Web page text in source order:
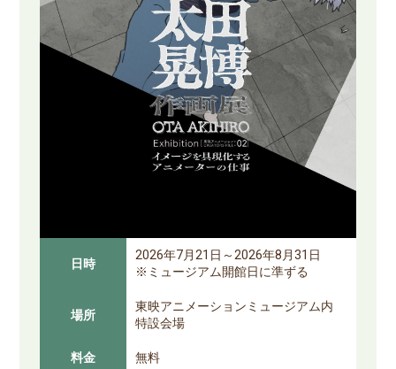
日時
2026年7月21日～2026年8月31日
※ミュージアム開館日に準ずる
場所
東映アニメーションミュージアム内
特設会場
料金
無料